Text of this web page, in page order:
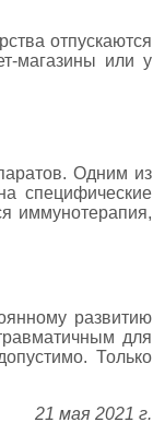
отпускаются
магазины или у
Одним из
специфические
иммунотерапия,
развитию
для
Только
21 мая 2021 г.